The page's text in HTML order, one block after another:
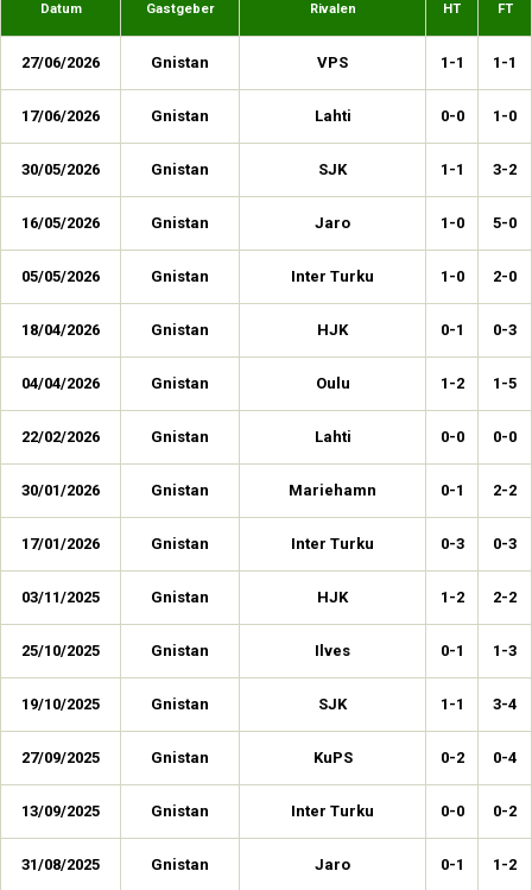
Datum Gastgeber Rivalen HT FT
27/06/2026 Gnistan VPS 1-1 1-1
17/06/2026 Gnistan Lahti 0-0 1-0
30/05/2026 Gnistan SJK 1-1 3-2
16/05/2026 Gnistan Jaro 1-0 5-0
05/05/2026 Gnistan Inter Turku 1-0 2-0
18/04/2026 Gnistan HJK 0-1 0-3
04/04/2026 Gnistan Oulu 1-2 1-5
22/02/2026 Gnistan Lahti 0-0 0-0
30/01/2026 Gnistan Mariehamn 0-1 2-2
17/01/2026 Gnistan Inter Turku 0-3 0-3
03/11/2025 Gnistan HJK 1-2 2-2
25/10/2025 Gnistan Ilves 0-1 1-3
19/10/2025 Gnistan SJK 1-1 3-4
27/09/2025 Gnistan KuPS 0-2 0-4
13/09/2025 Gnistan Inter Turku 0-0 0-2
31/08/2025 Gnistan Jaro 0-1 1-2